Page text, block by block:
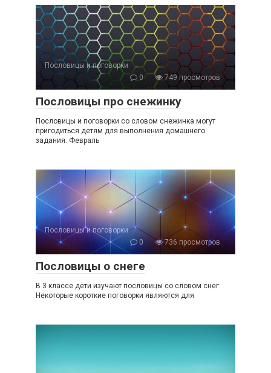
Пословицы и поговорки
0
749 просмотров
Пословицы про снежинку
Пословицы и поговорки со словом снежинка могут
пригодиться детям для выполнения домашнего
задания. Февраль
Пословицы и поговорки
0
736 просмотров
Пословицы о снеге
В 3 классе дети изучают пословицы со словом снег.
Некоторые короткие поговорки являются для